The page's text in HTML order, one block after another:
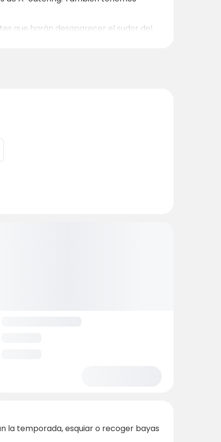
que harán desaparecer el sudor del
darse un chapuzón en las frescas
la temporada, esquiar o recoger bayas